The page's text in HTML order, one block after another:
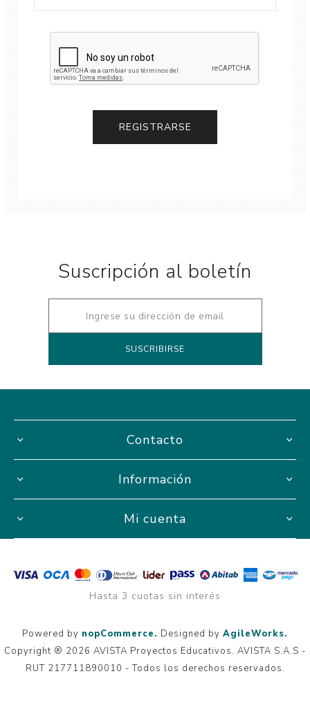
Suscripción al boletín
Contacto
Información
Mi cuenta
Hasta 3 cuotas sin interés
Powered by nopCommerce. Designed by AgileWorks.
Copyright ® 2026 AVISTA Proyectos Educativos. AVISTA S.A.S -
RUT 217711890010 - Todos los derechos reservados.